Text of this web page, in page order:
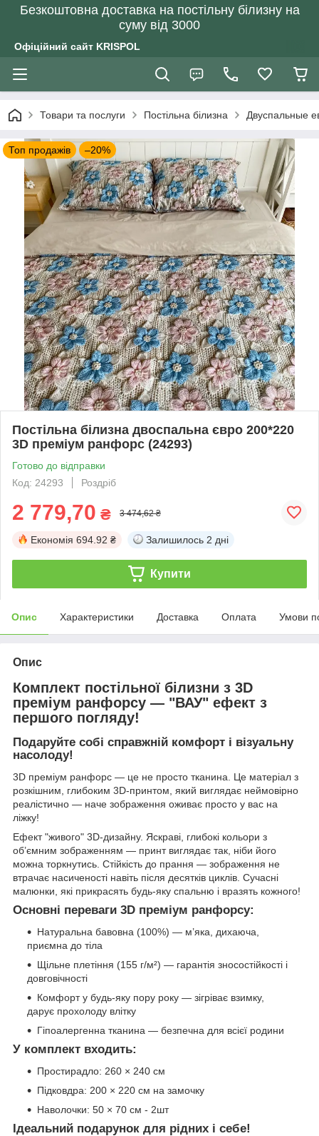
Безкоштовна доставка на постільну білизну на
суму від 3000
Офіційний сайт KRISPOL
Товари та послуги Постільна білизна Двуспальные
Топ продажів –20%
Постільна білизна двоспальна євро 200*220
3D преміум ранфорс (24293)
Готово до відправки
Код: 24293
Роздріб
2 779,70 ₴ 3 474,62 ₴
Економія 694.92 ₴ Залишилось 2 дні
Купити
Опис Характеристики Доставка Оплата Умови
Опис
Комплект постільної білизни з 3D
преміум ранфорсу — "ВАУ" ефект з
першого погляду!
Подаруйте собі справжній комфорт і візуальну
насолоду!
3D преміум ранфорс — це не просто тканина. Це матеріал з
розкішним, глибоким 3D-принтом, який виглядає неймовірно
реалістично — наче зображення оживає просто у вас на
ліжку!
Ефект "живого" 3D-дизайну. Яскраві, глибокі кольори з
об’ємним зображенням — принт виглядає так, ніби його
можна торкнутись. Стійкість до прання — зображення не
втрачає насиченості навіть після десятків циклів. Сучасні
малюнки, які прикрасять будь-яку спальню і вразять кожного!
Основні переваги 3D преміум ранфорсу:
Натуральна бавовна (100%) — м’яка, дихаюча,
приємна до тіла
Щільне плетіння (155 г/м²) — гарантія зносостійкості і
довговічності
Комфорт у будь-яку пору року — зігріває взимку,
дарує прохолоду влітку
Гіпоалергенна тканина — безпечна для всієї родини
У комплект входить:
Простирадло: 260 × 240 см
Підковдра: 200 × 220 см на замочку
Наволочки: 50 × 70 см - 2шт
Ідеальний подарунок для рідних і себе!